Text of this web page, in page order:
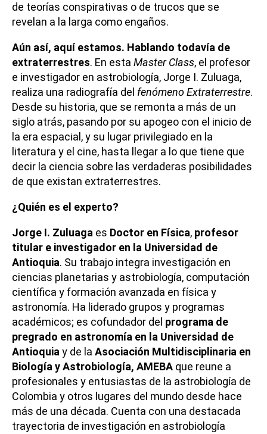
de teorías conspirativas o de trucos que se
revelan a la larga como engaños.
Aún así, aquí estamos. Hablando todavía de
extraterrestres. En esta Master Class, el profesor
e investigador en astrobiología, Jorge I. Zuluaga,
realiza una radiografía del fenómeno Extraterrestre.
Desde su historia, que se remonta a más de un
siglo atrás, pasando por su apogeo con el inicio de
la era espacial, y su lugar privilegiado en la
literatura y el cine, hasta llegar a lo que tiene que
decir la ciencia sobre las verdaderas posibilidades
de que existan extraterrestres.
¿Quién es el experto?
Jorge I. Zuluaga es Doctor en Física, profesor
titular e investigador en la Universidad de
Antioquia. Su trabajo integra investigación en
ciencias planetarias y astrobiología, computación
científica y formación avanzada en física y
astronomía. Ha liderado grupos y programas
académicos; es cofundador del programa de
pregrado en astronomía en la Universidad de
Antioquiay de la Asociación Multidisciplinaria en
Biología y Astrobiología, AMEBA que reune a
profesionales y entusiastas de la astrobiología de
Colombia y otros lugares del mundo desde hace
más de una década. Cuenta con una destacada
trayectoria de investigación en astrobiología